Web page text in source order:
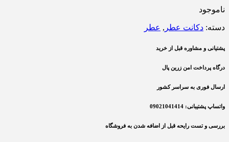
ناموجود
دسته: دکانت عطر , عطر
پشتیانی و مشاوره قبل از خرید
درگاه پرداخت امن زرین پال
ارسال فوری به سراسر کشور
واتساپ پشتیبانی: 09021041414
بررسی و تست رایحه قبل از اضافه شدن به فروشگاه